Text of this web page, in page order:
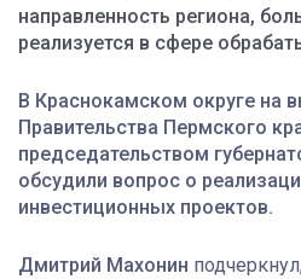
направленность региона,
реализуется в сфере
В Краснокамском округе на
Правительства Пермского
председательством
обсудили вопрос о
инвестиционных проектов.
Дмитрий Махонин